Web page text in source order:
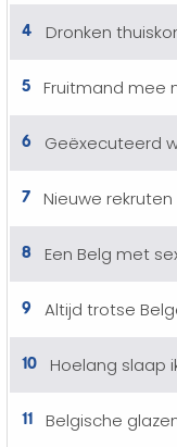
4 Dronken
5 Fruitmand mee
6 Geëxecuteerd
7 Nieuwe rekruten
8 Een Belg met
9 Altijd trotse
10 Hoelang slaap
11 Belgische